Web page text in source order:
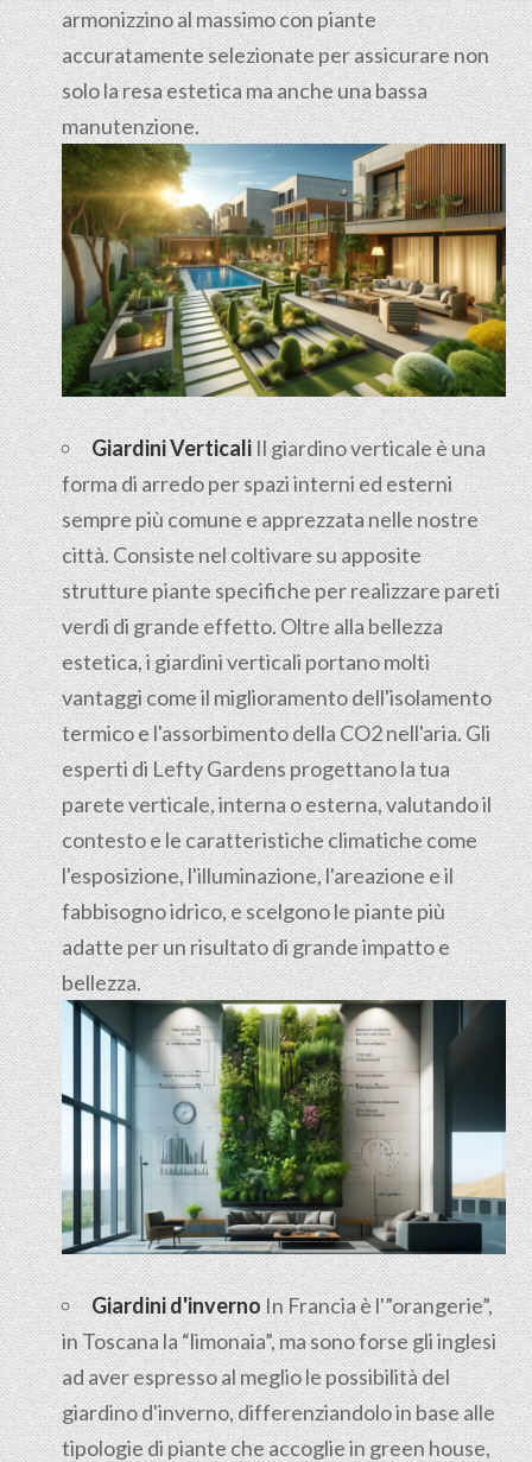
armonizzino al massimo con piante
accuratamente selezionate per assicurare non
solo la resa estetica ma anche una bassa
manutenzione.
Giardini VerticaliIl giardino verticale è una
forma di arredo per spazi interni ed esterni
sempre più comune e apprezzata nelle nostre
città. Consiste nel coltivare su apposite
strutture piante specifiche per realizzare pareti
verdi di grande effetto. Oltre alla bellezza
estetica, i giardini verticali portano molti
vantaggi come il miglioramento dell'isolamento
termico e l'assorbimento della CO2 nell'aria. Gli
esperti di Lefty Gardens progettano la tua
parete verticale, interna o esterna, valutando il
contesto e le caratteristiche climatiche come
l'esposizione, l'illuminazione, l'areazione e il
fabbisogno idrico, e scelgono le piante più
adatte per un risultato di grande impatto e
bellezza.
Giardini d'invernoIn Francia è l'”orangerie”,
in Toscana la “limonaia”, ma sono forse gli inglesi
ad aver espresso al meglio le possibilità del
giardino d'inverno, differenziandolo in base alle
tipologie di piante che accoglie in green house,